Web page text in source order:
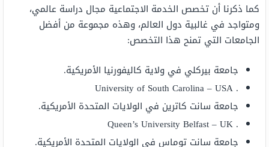
كما ذكرنا أن تخصص الخدمة الاجتماعية مجال دراسة عالمي،
ومتواجد في غالبية دول العالم، وهذه مجموعة من أفضل
الجامعات التي تمنح هذا التخصص:
جامعة بيركلي في ولاية كاليفورنيا الأمريكية.
. University of South Carolina – USA
جامعة سانت كاترين في الولايات المتحدة الأمريكية.
. Queen’s University Belfast – UK
جامعة سانت توماس في الولايات المتحدة الأمريكية.